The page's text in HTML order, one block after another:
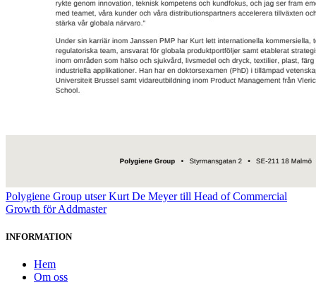
Polygiene Group utser Kurt De Meyer till Head of Commercial
Growth för Addmaster
INFORMATION
Hem
Om oss